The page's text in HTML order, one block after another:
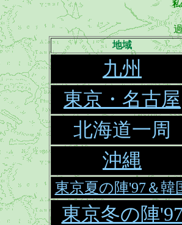
私
地域
九州
東京・名古屋
北海道一周
沖縄
東京夏の陣'97＆韓
東京冬の陣